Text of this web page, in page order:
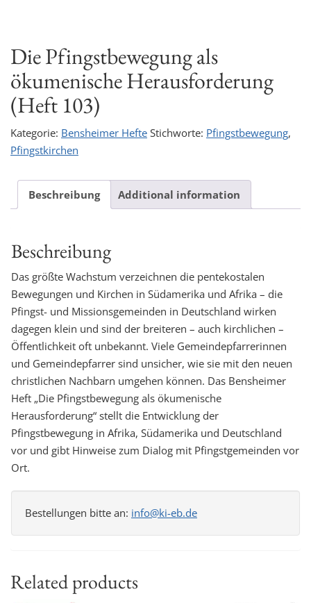
Die Pfingstbewegung als
ökumenische Herausforderung
(Heft 103)
Kategorie: Bensheimer Hefte Stichworte: Pfingstbewegung,
Pfingstkirchen
Beschreibung Additional information
Beschreibung
Das größte Wachstum verzeichnen die pentekostalen
Bewegungen und Kirchen in Südamerika und Afrika – die
Pfingst- und Missionsgemeinden in Deutschland wirken
dagegen klein und sind der breiteren – auch kirchlichen –
Öffentlichkeit oft unbekannt. Viele Gemeindepfarrerinnen
und Gemeindepfarrer sind unsicher, wie sie mit den neuen
christlichen Nachbarn umgehen können. Das Bensheimer
Heft „Die Pfingstbewegung als ökumenische
Herausforderung“ stellt die Entwicklung der
Pfingstbewegung in Afrika, Südamerika und Deutschland
vor und gibt Hinweise zum Dialog mit Pfingstgemeinden vor
Ort.
Bestellungen bitte an: info@ki-eb.de
Related products